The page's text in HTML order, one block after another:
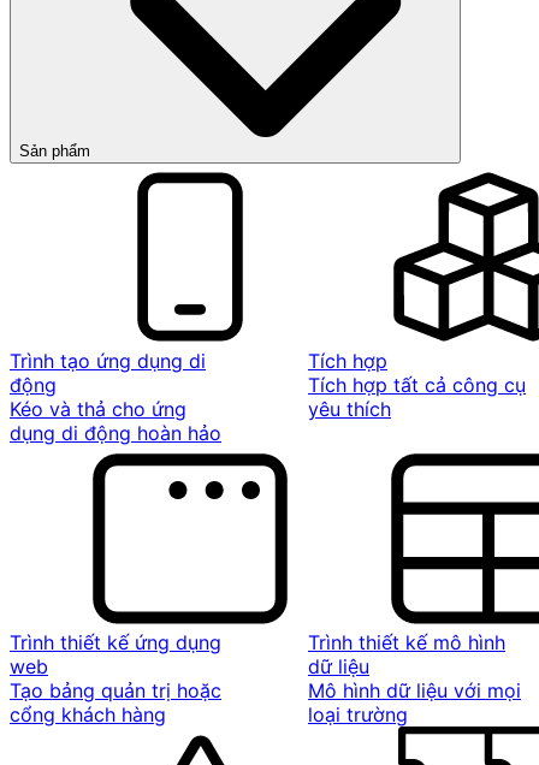
Sản phẩm
Trình tạo ứng dụng di
động
Kéo và thả cho ứng
dụng di động hoàn hảo
Tích hợp
Tích hợp tất cả công cụ
yêu thích
Trình thiết kế ứng dụng
web
Tạo bảng quản trị hoặc
cổng khách hàng
Trình thiết kế mô hình
dữ liệu
Mô hình dữ liệu với mọi
loại trường